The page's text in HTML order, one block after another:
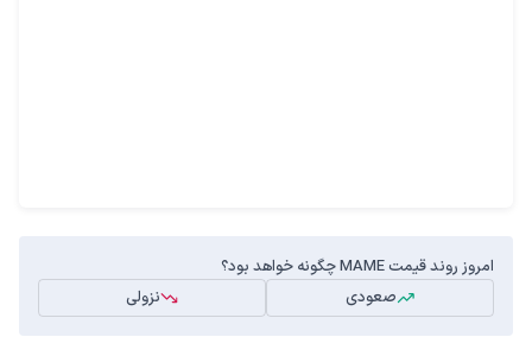
امروز روند قیمت MAME چگونه خواهد بود؟
صعودی
نزولی